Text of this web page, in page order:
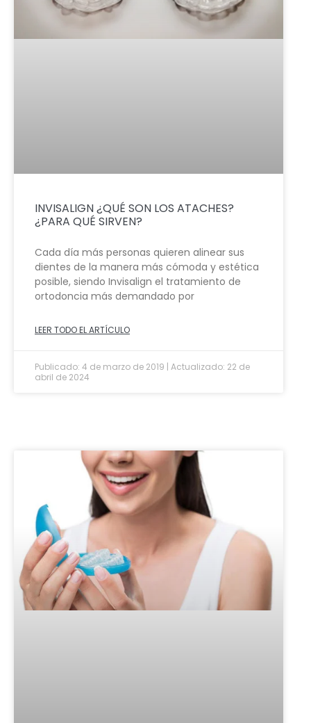
INVISALIGN ¿QUÉ SON LOS ATACHES?
¿PARA QUÉ SIRVEN?
Cada día más personas quieren alinear sus
dientes de la manera más cómoda y estética
posible, siendo Invisalign el tratamiento de
ortodoncia más demandado por
LEER TODO EL ARTÍCULO
Publicado: 4 de marzo de 2019 | Actualizado: 22 de
abril de 2024